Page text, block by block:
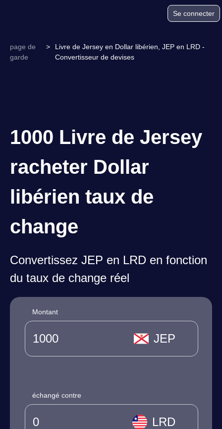
Se connecter
page de
garde
>
Livre de Jersey en Dollar libérien, JEP en LRD -
Convertisseur de devises
1000 Livre de Jersey
racheter Dollar
libérien taux de
change
Convertissez JEP en LRD en fonction
du taux de change réel
Montant
JEP
échangé contre
LRD